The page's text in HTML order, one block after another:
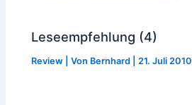
Leseempfehlung (4)
Review | Von Bernhard 21. Juli 2010